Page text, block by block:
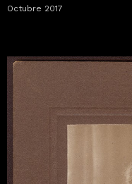
Octubre 2017